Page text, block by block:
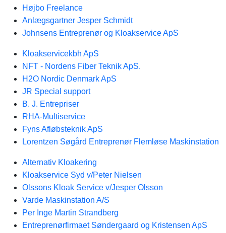
Højbo Freelance
Anlægsgartner Jesper Schmidt
Johnsens Entreprenør og Kloakservice ApS
Kloakservicekbh ApS
NFT - Nordens Fiber Teknik ApS.
H2O Nordic Denmark ApS
JR Special support
B. J. Entrepriser
RHA-Multiservice
Fyns Afløbsteknik ApS
Lorentzen Søgård Entreprenør Flemløse Maskinstation
Alternativ Kloakering
Kloakservice Syd v/Peter Nielsen
Olssons Kloak Service v/Jesper Olsson
Varde Maskinstation A/S
Per Inge Martin Strandberg
Entreprenørfirmaet Søndergaard og Kristensen ApS